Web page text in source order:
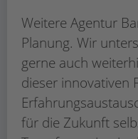
Weitere Agentur
Planung. Wir
gerne auch
dieser innovativen
für die Zukunft